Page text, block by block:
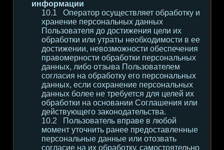
информации
Оператор осуществляет обработку и
хранение персональных данных
Пользователя до достижения цели их
обработки или утраты необходимости в ее
достижении, невозможности обеспечения
правомерности обработки персональных
данных, либо отзыва Пользователем
согласия на обработку его персональных
данных, если сохранение персональных
данных более не требуется для целей их
обработки на основании Соглашения или
действующего законодательства.
Пользователь вправе в любой
момент уточнить ранее предоставленные
персональные данные или отозвать
согласие на их обработку, самостоятельно